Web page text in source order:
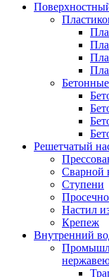
Решетчатый
Сварной
Ступени
Настил
Крепеж
Внутренний